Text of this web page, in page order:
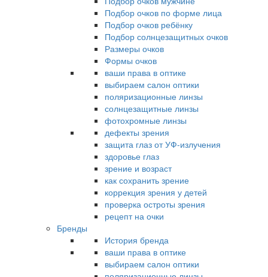
Подбор очков по форме лица
Подбор очков ребёнку
Подбор солнцезащитных очков
Размеры очков
Формы очков
ваши права в оптике
выбираем салон оптики
поляризационные линзы
солнцезащитные линзы
фотохромные линзы
дефекты зрения
защита глаз от УФ-излучения
здоровье глаз
зрение и возраст
как сохранить зрение
коррекция зрения у детей
проверка остроты зрения
рецепт на очки
Бренды
История бренда
ваши права в оптике
выбираем салон оптики